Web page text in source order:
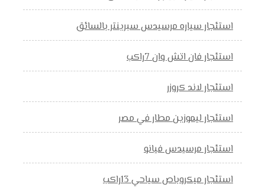
استئجار سياره مرسيدس سبرينتر بالسائق
استئجار فان اتش وان 7راكب
استئجار لاند كروزر
استئجار ليموزين مطار في مصر
استئجار مرسيدس فيانو
استئجار ميكروباص سياحي 13راكب